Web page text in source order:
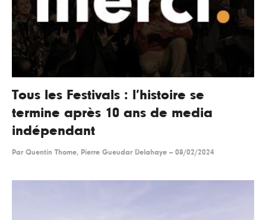
Tous les Festivals : l’histoire se
termine après 10 ans de media
indépendant
Par Quentin Thome, Pierre Gueudar Delahaye -- 08/02/2024